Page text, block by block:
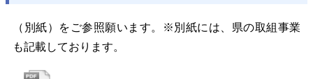
（別紙）をご参照願います。※別紙には、県の取組事業
も記載しております。